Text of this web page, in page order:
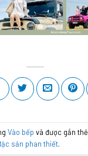
Vào bếp và được gắn thẻ
sản phan thiết.